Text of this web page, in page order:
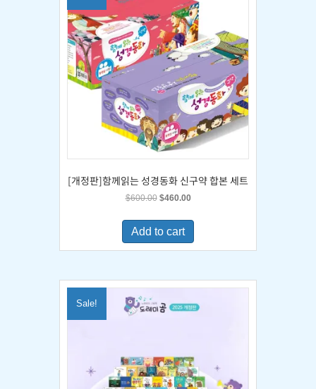
[개정판]함께읽는 성경동화 신구약 합본 세트
$600.00 Original
was:
$600.00.
$460.00Current
is:
Add to cart
Sale!